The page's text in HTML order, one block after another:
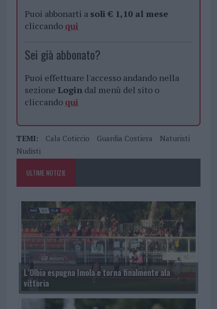
Puoi abbonarti a soli € 1,10 al mese
cliccando qui
Sei già abbonato?
Puoi effettuare l'accesso andando nella
sezione Logindal menù del sito o
cliccando qui
TEMI: Cala Coticcio Guardia Costiera
Naturisti
Nudisti
ULTIME NOTIZIE
L’Olbia espugna Imola e torna finalmente ala
vittoria